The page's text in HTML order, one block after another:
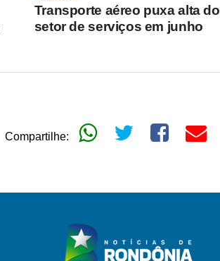
Transporte aéreo puxa alta do
setor de serviços em junho
Compartilhe: